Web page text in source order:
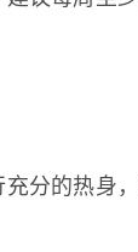
分的热身